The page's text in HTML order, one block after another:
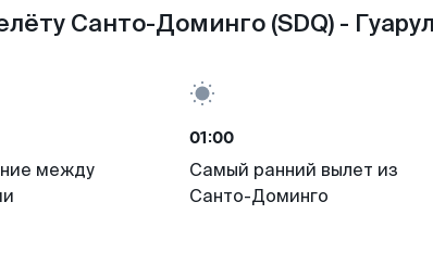
Санто-Доминго (SDQ) -
между
01:00
Самый ранний вылет из
Санто-Доминго